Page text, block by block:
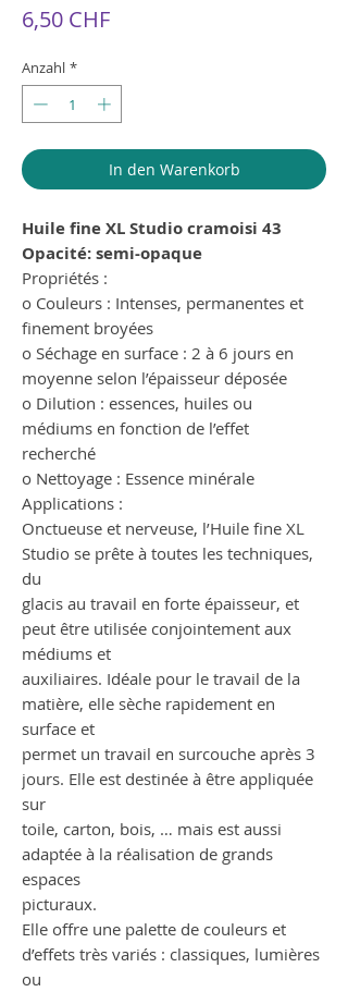
6,50 CHFPreis
Anzahl *
In den Warenkorb
Huile fine XL Studio cramoisi 43
Opacité: semi-opaque
Propriétés :
o Couleurs : Intenses, permanentes et
finement broyées
o Séchage en surface : 2 à 6 jours en
moyenne selon l’épaisseur déposée
o Dilution : essences, huiles ou
médiums en fonction de l’effet
recherché
o Nettoyage : Essence minérale
Applications :
Onctueuse et nerveuse, l’Huile fine XL
Studio se prête à toutes les techniques,
du
glacis au travail en forte épaisseur, et
peut être utilisée conjointement aux
médiums et
auxiliaires. Idéale pour le travail de la
matière, elle sèche rapidement en
surface et
permet un travail en surcouche après 3
jours. Elle est destinée à être appliquée
sur
toile, carton, bois, … mais est aussi
adaptée à la réalisation de grands
espaces
picturaux.
Elle offre une palette de couleurs et
d’effets très variés : classiques, lumières
ou